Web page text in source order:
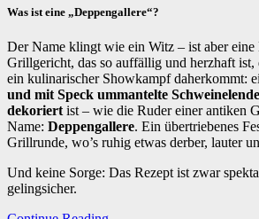
Was ist eine „Deppengallere“?
Der Name klingt wie ein Witz – ist aber eine
Grillgericht, das so auffällig und herzhaft ist,
ein kulinarischer Showkampf daherkommt:
und mit Speck ummantelte Schweinelende
dekoriert ist – wie die Ruder einer antiken
Name: Deppengallere. Ein übertriebenes
Grillrunde, wo’s ruhig etwas derber, lauter
Und keine Sorge: Das Rezept ist zwar
gelingsicher.